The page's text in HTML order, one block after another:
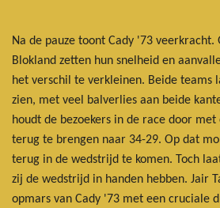
Na de pauze toont Cady '73 veerkracht.
Blokland zetten hun snelheid en
het verschil te verkleinen. Beide teams
zien, met veel balverlies aan beide
houdt de bezoekers in de race door met
terug te brengen naar 34-29. Op dat
terug in de wedstrijd te komen. Toch
zij de wedstrijd in handen hebben. Jair
opmars van Cady '73 met een cruciale